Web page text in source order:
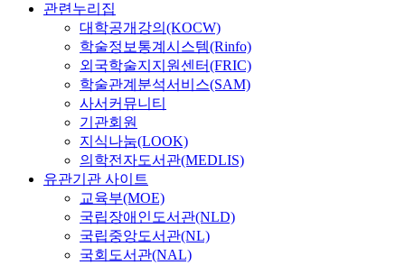
관련누리집
대학공개강의(KOCW)
학술정보통계시스템(Rinfo)
외국학술지지원센터(FRIC)
학술관계분석서비스(SAM)
사서커뮤니티
기관회원
지식나눔(LOOK)
의학전자도서관(MEDLIS)
유관기관 사이트
교육부(MOE)
국립장애인도서관(NLD)
국립중앙도서관(NL)
국회도서관(NAL)